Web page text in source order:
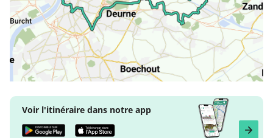
Voir l'itinéraire dans notre app